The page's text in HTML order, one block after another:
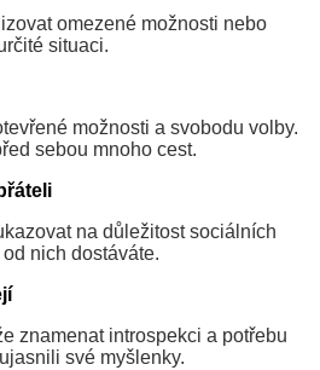
omezené možnosti nebo
situaci.
možnosti a svobodu volby.
sebou mnoho cest.
na důležitost sociálních
nich dostáváte.
znamenat introspekci a potřebu
své myšlenky.